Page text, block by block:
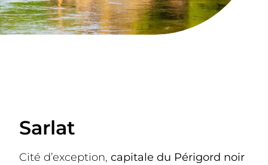
Sarlat
Cité d’exception, capitale du Périgord noir